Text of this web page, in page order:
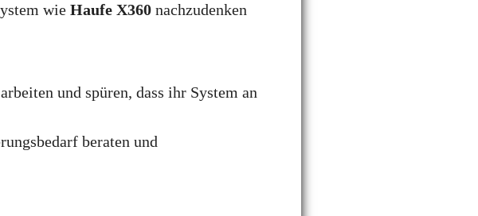
wie Haufe X360 nachzudenken
und spüren, dass ihr System an
beraten und